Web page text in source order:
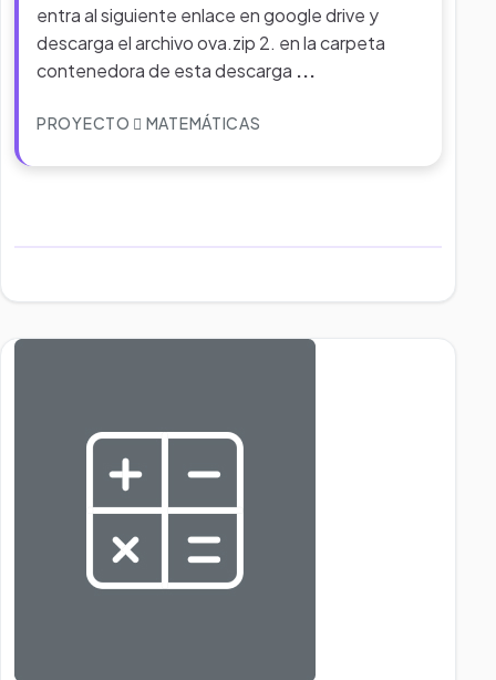
entra al siguiente enlace en google drive y
descarga el archivo ova.zip 2. en la carpeta
contenedora de esta descarga ...
PROYECTO MATEMÁTICAS